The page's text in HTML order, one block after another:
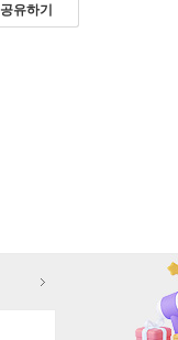
공유하기